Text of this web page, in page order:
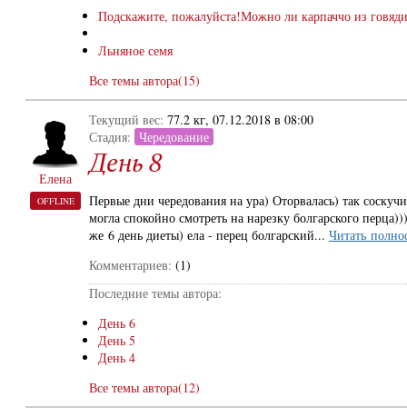
Подскажите, пожалуйста!Можно ли карпаччо из
Льняное семя
Все темы автора(15)
Елена
OFFLINE
Текущий вес: 77.2 кг, 07.12.2018 в 08:00
Стадия: Чередование
День 8
Первые дни чередования на ура) Оторвалась) так
могла спокойно смотреть на нарезку болгарского
же 6 день диеты) ела - перец болгарский... Читать
Комментариев: (1)
Последние темы автора:
День 6
День 5
День 4
Все темы автора(12)